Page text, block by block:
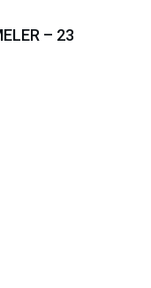
– 23